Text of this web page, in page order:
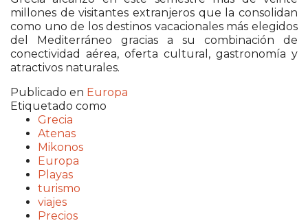
millones de visitantes extranjeros que la consolidan
como uno de los destinos vacacionales más elegidos
del Mediterráneo gracias a su combinación de
conectividad aérea, oferta cultural, gastronomía y
atractivos naturales.
Publicado en Europa
Etiquetado como
Grecia
Atenas
Mikonos
Europa
Playas
turismo
viajes
Precios